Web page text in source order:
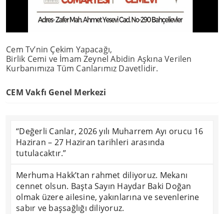
Cem Tv’nin Çekim Yapacağı,
Birlik Cemi ve İmam Zeynel Abidin Aşkına Verilen
Kurbanımıza Tüm Canlarımız Davetlidir.
CEM Vakfı Genel Merkezi
“Değerli Canlar, 2026 yılı Muharrem Ayı orucu 16
Haziran – 27 Haziran tarihleri arasında
tutulacaktır.”
Merhuma Hakk’tan rahmet diliyoruz. Mekanı
cennet olsun. Başta Sayın Haydar Baki Doğan
olmak üzere ailesine, yakınlarına ve sevenlerine
sabır ve başsağlığı diliyoruz.